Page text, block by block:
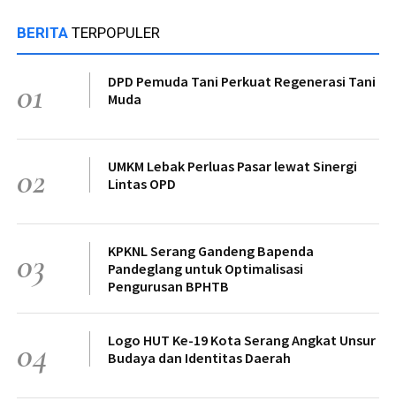
BERITA TERPOPULER
01
DPD Pemuda Tani Perkuat Regenerasi Tani
Muda
02
UMKM Lebak Perluas Pasar lewat Sinergi
Lintas OPD
03
KPKNL Serang Gandeng Bapenda
Pandeglang untuk Optimalisasi
Pengurusan BPHTB
04
Logo HUT Ke-19 Kota Serang Angkat Unsur
Budaya dan Identitas Daerah